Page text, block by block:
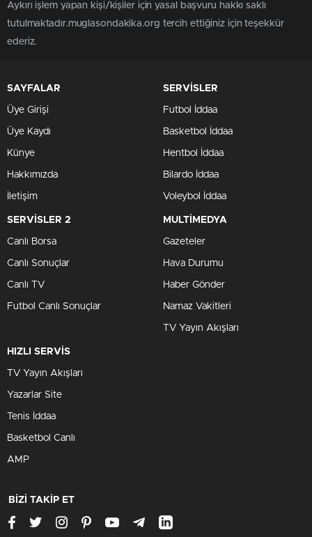
Aykırı işlem yapan kişi/kişiler için yasal başvuru hakkı saklı
tutulmaktadır.muglasondakika.org tercih ettiğiniz için teşekkür
ederiz.
SAYFALAR
Üye Girişi
Üye Kaydı
Künye
Hakkımızda
İletişim
SERVİSLER
Futbol İddaa
Basketbol İddaa
Hentbol İddaa
Bilardo İddaa
Voleybol İddaa
SERVİSLER 2
Canlı Borsa
Canlı Sonuçlar
Canlı TV
Futbol Canlı Sonuçlar
MULTİMEDYA
Gazeteler
Hava Durumu
Haber Gönder
Namaz Vakitleri
TV Yayın Akışları
HIZLI SERVİS
TV Yayın Akışları
Yazarlar Site
Tenis İddaa
Basketbol Canlı
AMP
BİZİ TAKİP ET